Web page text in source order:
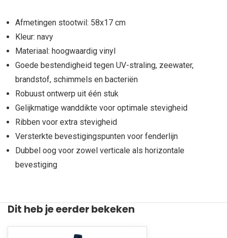
Afmetingen stootwil: 58x17 cm
Kleur: navy
Materiaal: hoogwaardig vinyl
Goede bestendigheid tegen UV-straling, zeewater,
brandstof, schimmels en bacteriën
Robuust ontwerp uit één stuk
Gelijkmatige wanddikte voor optimale stevigheid
Ribben voor extra stevigheid
Versterkte bevestigingspunten voor fenderlijn
Dubbel oog voor zowel verticale als horizontale
bevestiging
Dit heb je eerder bekeken